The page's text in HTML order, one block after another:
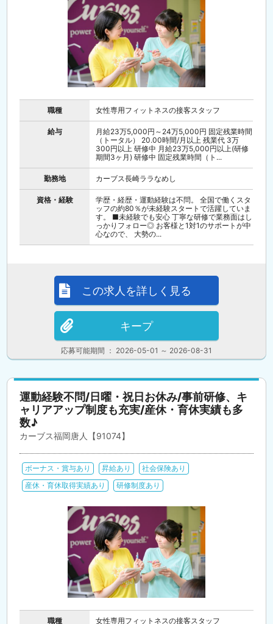
職種 女性専用フィットネスの接客スタッフ
給与
月給23万5,000円～24万5,000円 固定残業時間
（トータル） 20.00時間/月以上 残業代 3万
300円以上 研修中 月給23万5,000円以上(研修
期間3ヶ月) 研修中 固定残業時間（ト...
勤務地 カーブス長崎ララなめし
資格・経験
学歴・経歴・運動経験は不問。 全国で働くスタ
ッフの約80％が未経験スタートで活躍していま
す。 ■未経験でも安心 丁寧な研修で業務面はし
っかりフォロー◎ お客様と1対1のサポートが中
心なので、 大勢の...
応募可能期間 ： 2026-05-01 ～ 2026-08-31
この求人を詳しく見る
キープ
運動経験不問/日曜・祝日お休み/事前研修、キ
ャリアアップ制度も充実/産休・育休実績も多
数♪
カーブス福岡唐人【91074】
ボーナス・賞与あり 昇給あり
社会保険あり
産休・育休取得実績あり
研修制度あり
職種 女性専用フィットネスの接客スタッフ